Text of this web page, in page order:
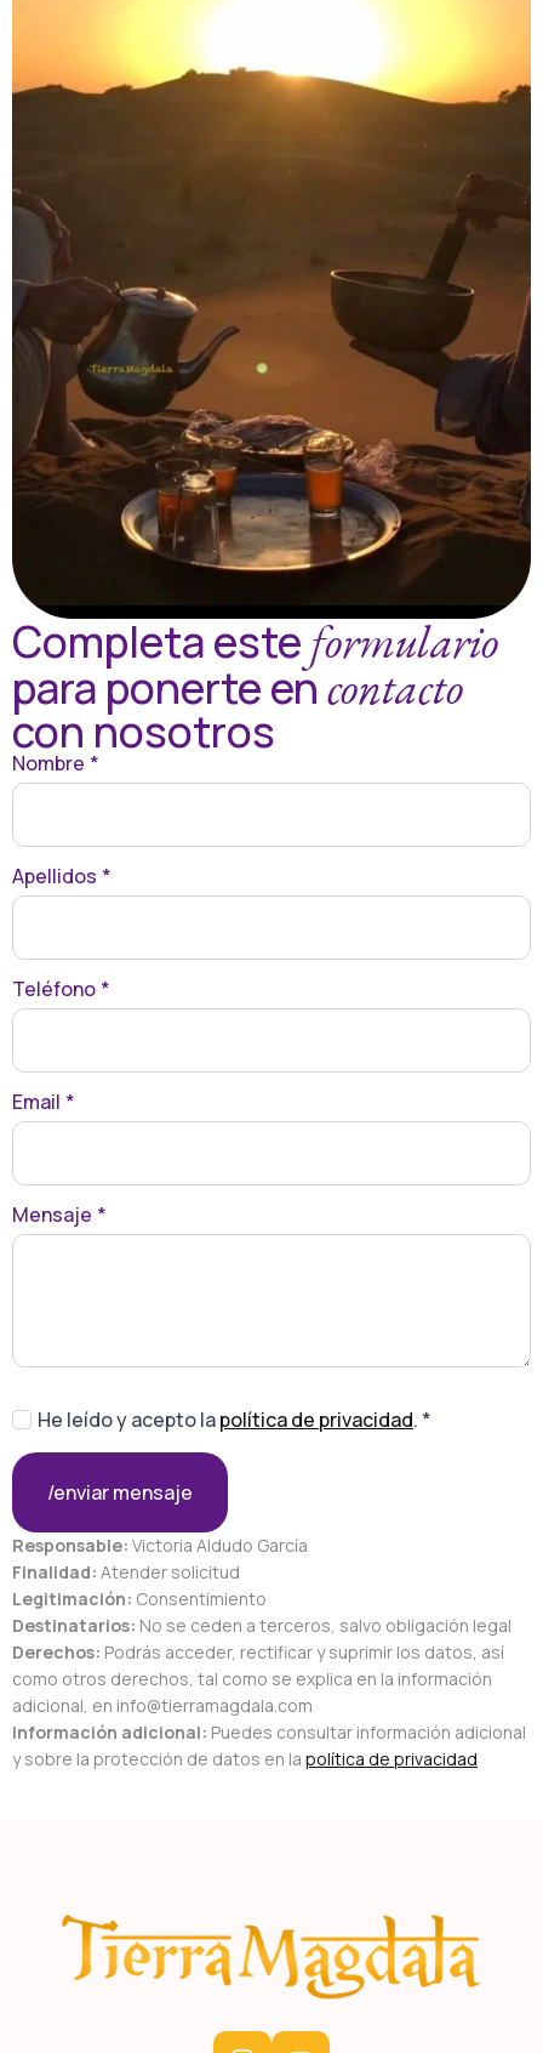
Completa este formulario
para ponerte encontacto
con nosotros
Nombre *
Apellidos *
Teléfono *
Email *
Mensaje *
He leído y acepto lapolítica de privacidad. *
/enviar mensaje
Responsable: Victoria Aldudo García
Finalidad: Atender solicitud
Legitimación: Consentimiento
Destinatarios: No se ceden a terceros, salvo obligación legal
Derechos: Podrás acceder, rectificar y suprimir los datos, así
como otros derechos, tal como se explica en la información
adicional, en info@tierramagdala.com
Información adicional: Puedes consultar información adicional
y sobre la protección de datos en la política de privacidad